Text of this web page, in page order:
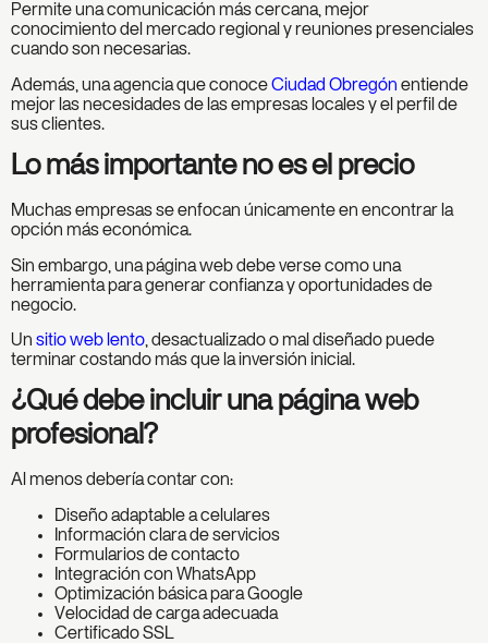
Permite una comunicación más cercana, mejor
conocimiento del mercado regional y reuniones presenciales
cuando son necesarias.
Además, una agencia que conoceCiudad Obregón entiende
mejor las necesidades de las empresas locales y el perfil de
sus clientes.
Lo más importante no es el precio
Muchas empresas se enfocan únicamente en encontrar la
opción más económica.
Sin embargo, una página web debe verse como una
herramienta para generar confianza y oportunidades de
negocio.
Un sitio web lento , desactualizado o mal diseñado puede
terminar costando más que la inversión inicial.
¿Qué debe incluir una página web
profesional?
Al menos debería contar con:
Diseño adaptable a celulares
Información clara de servicios
Formularios de contacto
Integración con WhatsApp
Optimización básica para Google
Velocidad de carga adecuada
Certificado SSL